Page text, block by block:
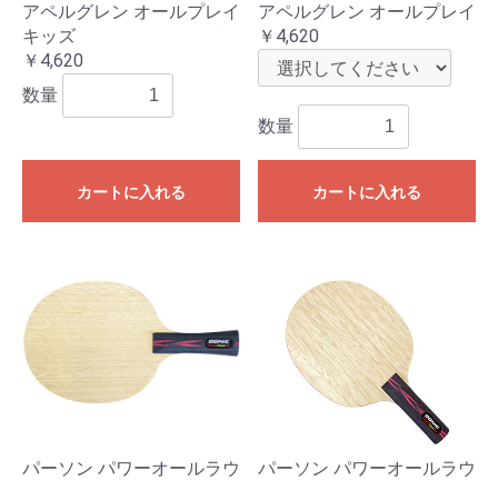
アペルグレン オールプレイ
キッズ
￥4,620
数量
カートに入れる
アペルグレン オールプレイ
￥4,620
数量
カートに入れる
パーソン パワーオールラウ
パーソン パワーオールラウ